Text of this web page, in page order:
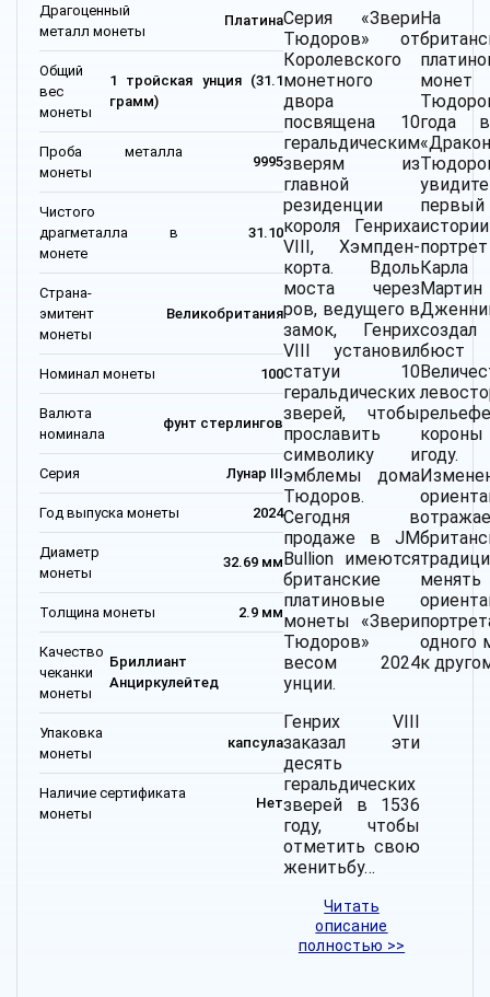
Драгоценный
металл монеты
Платина
Общий
вес
монеты
1 тройская унция (31.1
грамм)
Проба металла
монеты
9995
Чистого
драгметалла в
монете
31.10
Страна-
эмитент
монеты
Великобритания
Номинал монеты 100
Валюта
номинала
фунт стерлингов
Серия Лунар III
Год выпуска монеты 2024
Диаметр
монеты
32.69 мм
Толщина монеты 2.9 мм
Качество
чеканки
монеты
Бриллиант
Анциркулейтед
Упаковка
монеты
капсула
Наличие сертификата
монеты
Нет
Серия «Звери
Тюдоров» от
Королевского
монетного
двора
посвящена 10
геральдическим
зверям из
главной
резиденции
короля Генриха
VIII, Хэмпден-
корта. Вдоль
моста через
ров, ведущего в
замок, Генрих
VIII установил
статуи 10
геральдических
зверей, чтобы
прославить
символику и
эмблемы дома
Тюдоров.
Сегодня в
продаже в JM
Bullion имеются
британские
платиновые
монеты «Звери
Тюдоров»
весом 2024
унции.
Генрих VIII
заказал эти
десять
геральдических
зверей в 1536
году, чтобы
отметить свою
женитьбу…
Читать
описание
полностью >>
На
монет
года
«Дракон
увидите
истории
Мартин
году.
менять
одного
к